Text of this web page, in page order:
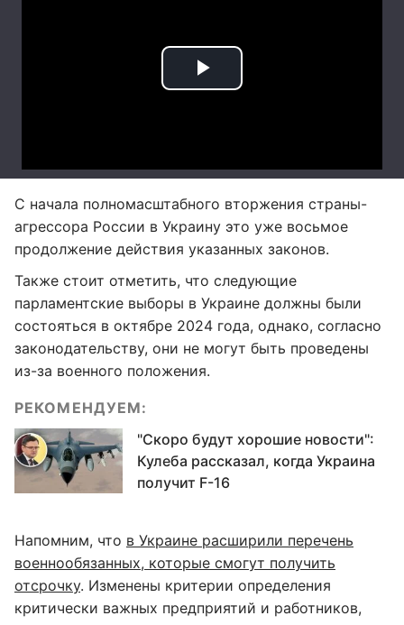
С начала полномасштабного вторжения страны-
агрессора России в Украину это уже восьмое
продолжение действия указанных законов.
Также стоит отметить, что следующие
парламентские выборы в Украине должны были
состояться в октябре 2024 года, однако, согласно
законодательству, они не могут быть проведены
из-за военного положения.
РЕКОМЕНДУЕМ:
"Скоро будут хорошие новости":
Кулеба рассказал, когда Украина
получит F-16
Напомним, что в Украине расширили перечень
военнообязанных, которые смогут получить
отсрочку. Изменены критерии определения
критически важных предприятий и работников,